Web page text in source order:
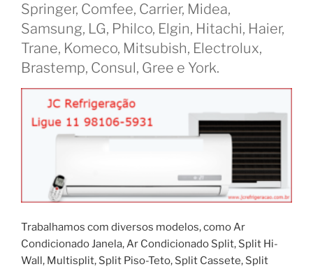
Springer, Comfee, Carrier, Midea,
Samsung, LG, Philco, Elgin, Hitachi, Haier,
Trane, Komeco, Mitsubish, Electrolux,
Brastemp, Consul, Gree e York.
Trabalhamos com diversos modelos, como Ar
Condicionado Janela, Ar Condicionado Split, Split Hi-
Wall, Multisplit, Split Piso-Teto, Split Cassete, Split